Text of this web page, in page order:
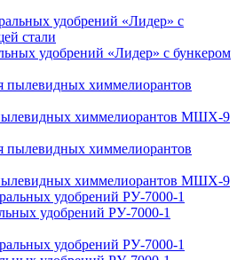
удобрений «Лидер» с бункером
химмелиорантов МШХ-9
химмелиорантов МШХ-9
удобрений РУ-7000-1